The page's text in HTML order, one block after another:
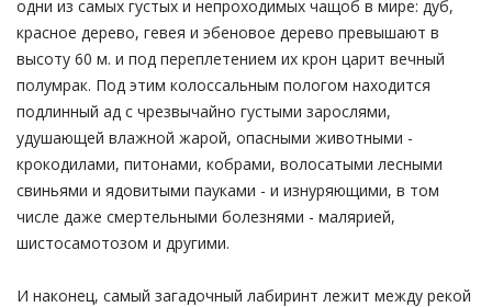
одни из самых густых и непроходимых чащоб в мире: дуб,
красное дерево, гевея и эбеновое дерево превышают в
высоту 60 м. и под переплетением их крон царит вечный
полумрак. Под этим колоссальным пологом находится
подлинный ад с чрезвычайно густыми зарослями,
удушающей влажной жарой, опасными животными -
крокодилами, питонами, кобрами, волосатыми лесными
свиньями и ядовитыми пауками - и изнуряющими, в том
числе даже смертельными болезнями - малярией,
шистосамотозом и другими.
И наконец, самый загадочный лабиринт лежит между рекой